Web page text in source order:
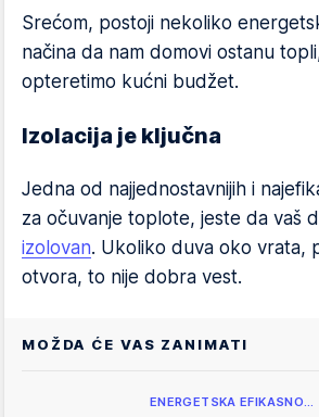
Srećom, postoji nekoliko
načina da nam domovi ostanu
opteretimo kućni budžet.
Izolacija je ključna
Jedna od najjednostavnijih i
za očuvanje toplote, jeste da vaš
izolovan. Ukoliko duva oko vrata,
otvora, to nije dobra vest.
MOŽDA ĆE VAS ZANIMATI
ENERGETSKA EFIKASNO…